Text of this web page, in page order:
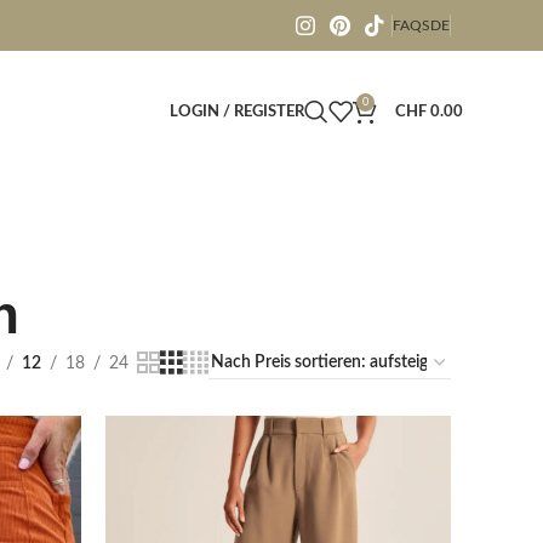
FAQSDE
LOGIN / REGISTER
0
CHF 0.00
12 18 24